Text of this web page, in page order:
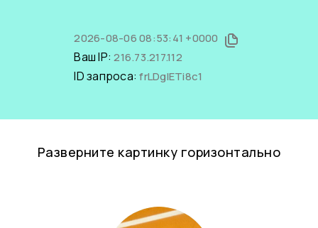
2026-08-06 08:53:41 +0000
Ваш IP:216.73.217.112
ID запроса:frLDglETi8c1
Разверните картинку горизонтально